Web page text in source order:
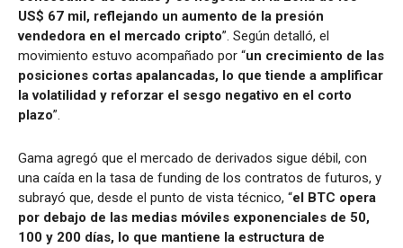
US$ 67 mil, reflejando un aumento de la presión
vendedora en el mercado cripto”. Según detalló, el
movimiento estuvo acompañado por “un crecimiento de las
posiciones cortas apalancadas, lo que tiende a amplificar
la volatilidad y reforzar el sesgo negativo en el corto
plazo”.
Gama agregó que el mercado de derivados sigue débil, con
una caída en la tasa de funding de los contratos de futuros, y
subrayó que, desde el punto de vista técnico, “el BTC opera
por debajo de las medias móviles exponenciales de 50,
100 y 200 días, lo que mantiene la estructura de